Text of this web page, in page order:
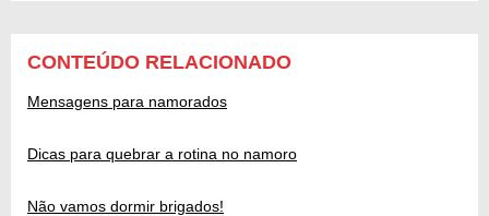
CONTEÚDO RELACIONADO
Mensagens para namorados
Dicas para quebrar a rotina no namoro
Não vamos dormir brigados!